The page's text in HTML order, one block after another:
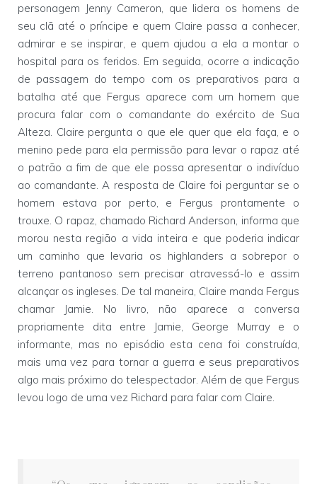
personagem Jenny Cameron, que lidera os homens de
seu clã até o príncipe e quem Claire passa a conhecer,
admirar e se inspirar, e quem ajudou a ela a montar o
hospital para os feridos. Em seguida, ocorre a indicação
de passagem do tempo com os preparativos para a
batalha até que Fergus aparece com um homem que
procura falar com o comandante do exército de Sua
Alteza. Claire pergunta o que ele quer que ela faça, e o
menino pede para ela permissão para levar o rapaz até
o patrão a fim de que ele possa apresentar o indivíduo
ao comandante. A resposta de Claire foi perguntar se o
homem estava por perto, e Fergus prontamente o
trouxe. O rapaz, chamado Richard Anderson, informa que
morou nesta região a vida inteira e que poderia indicar
um caminho que levaria os highlanders a sobrepor o
terreno pantanoso sem precisar atravessá-lo e assim
alcançar os ingleses. De tal maneira, Claire manda Fergus
chamar Jamie. No livro, não aparece a conversa
propriamente dita entre Jamie, George Murray e o
informante, mas no episódio esta cena foi construída,
mais uma vez para tornar a guerra e seus preparativos
algo mais próximo do telespectador. Além de que Fergus
levou logo de uma vez Richard para falar com Claire.